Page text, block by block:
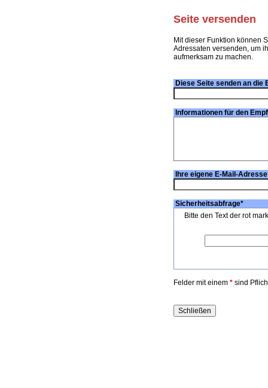
Seite versenden
Mit dieser Funktion können
Adressaten versenden, um
aufmerksam zu machen.
Diese Seite senden an die
Informationen für den
Ihre eigene E-Mail-
Sicherheitsabfrage*
Bitte den Text der rot
Felder mit einem * sind